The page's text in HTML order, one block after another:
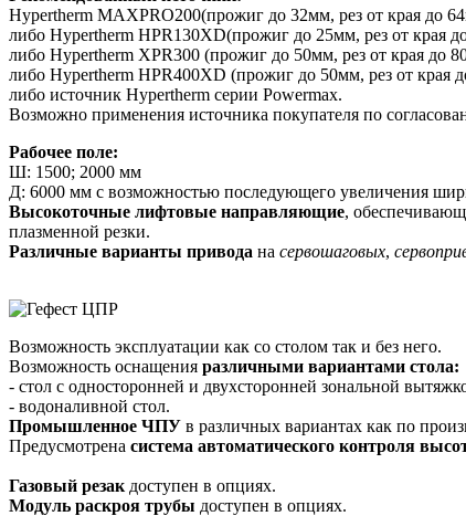
Hypertherm MAXPRO200(прожиг до 32мм, рез от края до
либо Hypertherm HPR130XD(прожиг до 25мм, рез от края
либо Hypertherm XPR300 (прожиг до 50мм, рез от края до
либо Hypertherm HPR400XD (прожиг до 50мм, рез от края
либо источник Hypertherm серии Powermax.
Возможно применения источника покупателя по
Рабочее поле:
Ш: 1500; 2000 мм
Д: 6000 мм с возможностью последующего увеличения
Высокоточные лифтовые направляющие,
плазменной резки.
Различные варианты привода на сервошаговых,
Возможность эксплуатации как со столом так и без него.
Возможность оснащения различными вариантами стола:
- стол с односторонней и двухсторонней зональной
- водоналивной стол.
Промышленное ЧПУ в различных вариантах как по
Предусмотрена система автоматического контроля
Газовый резак доступен в опциях.
Модуль раскроя трубы доступен в опциях.